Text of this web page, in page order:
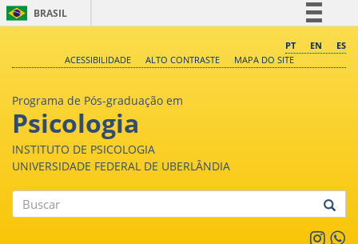
BRASIL
Comunica BR
PT EN
ES
ACESSIBILIDADE
ALTO CONTRASTE MAPA DO SITE
Programa de Pós-graduação em
Psicologia
INSTITUTO DE PSICOLOGIA
UNIVERSIDADE FEDERAL DE UBERLÂNDIA